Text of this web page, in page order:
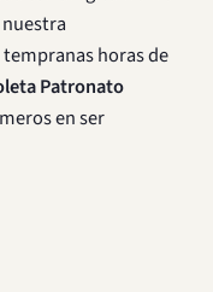
horas de
Patronato
en ser